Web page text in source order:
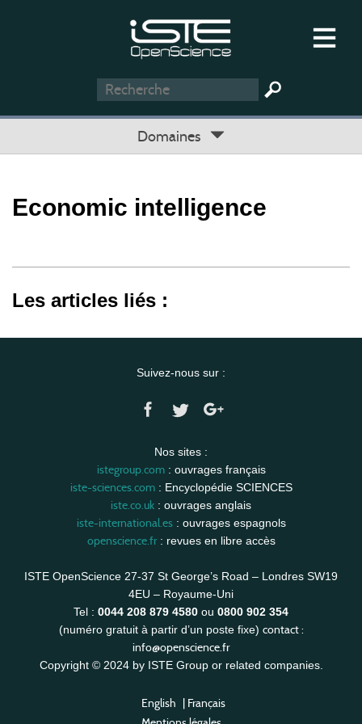
Domaines
Economic intelligence
Les articles liés :
Suivez-nous sur :
Nos sites :
istegroup.com: ouvrages français
iste-sciences.com: Encyclopédie SCIENCES
iste.co.uk : ouvrages anglais
iste-international.es: ouvrages espagnols
openscience.fr: revues en libre accès
ISTE OpenScience 27-37 St George’s Road – Londres SW19
4EU – Royaume-Uni
Tel : 0044 208 879 4580 ou 0800 902 354
(numéro gratuit à partir d’un poste fixe) contact :
info@openscience.fr
Copyright © 2024 by ISTE Group or related companies.
English | Français